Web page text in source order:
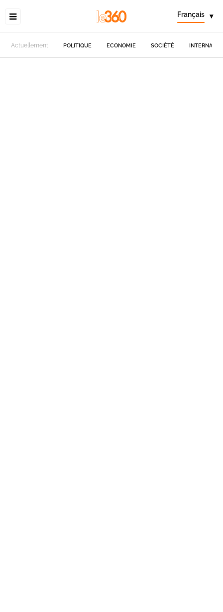
Français ▾
Actuellement POLITIQUE ECONOMIE SOCIÉTÉ